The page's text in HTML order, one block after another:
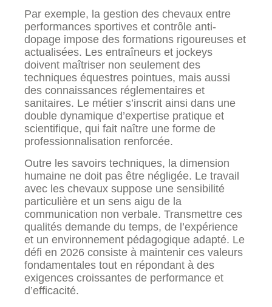
Par exemple, la gestion des chevaux entre
performances sportives et contrôle anti-
dopage impose des formations rigoureuses et
actualisées. Les entraîneurs et jockeys
doivent maîtriser non seulement des
techniques équestres pointues, mais aussi
des connaissances réglementaires et
sanitaires. Le métier s’inscrit ainsi dans une
double dynamique d’expertise pratique et
scientifique, qui fait naître une forme de
professionnalisation renforcée.
Outre les savoirs techniques, la dimension
humaine ne doit pas être négligée. Le travail
avec les chevaux suppose une sensibilité
particulière et un sens aigu de la
communication non verbale. Transmettre ces
qualités demande du temps, de l’expérience
et un environnement pédagogique adapté. Le
défi en 2026 consiste à maintenir ces valeurs
fondamentales tout en répondant à des
exigences croissantes de performance et
d’efficacité.